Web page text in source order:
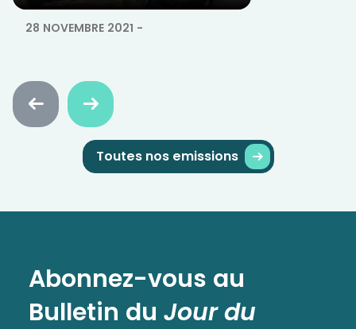
28 NOVEMBRE 2021 -
Faire
défiler
Faire
défiler
avant
Toutes nos emissions
Abonnez-vous au
Bulletin du Jour du